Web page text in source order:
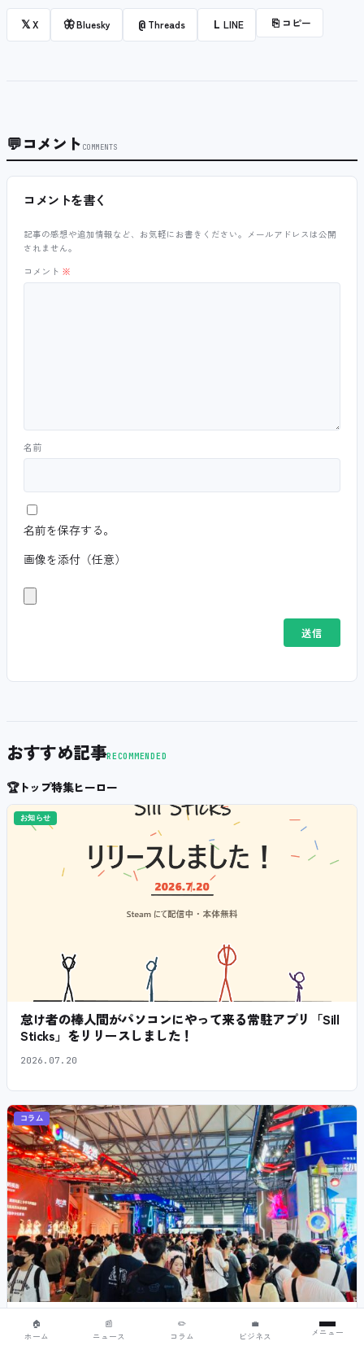
𝕏X 🦋Bluesky @ Threads L LINE ⎘ コピー
💬コメント COMMENTS
コメントを書く
記事の感想や追加情報など、お気軽にお書きください。メールアドレスは公開
されません。
コメント ※
名前
名前を保存する。
画像を添付（任意）
おすすめ記事RECOMMENDED
🏆トップ特集ヒーロー
お知らせ
怠け者の棒人間がパソコンにやって来る常駐アプリ「Sill
Sticks」をリリースしました！
2026.07.20
コラム
ChinaJoy2026の見どころは！？中国ゲーム界隈の変遷と
今をどう見るか！？
🏠
ホーム
📰
ニュース
✏️
コラム
💼
ビジネス
メニュー